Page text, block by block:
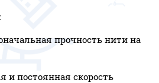
прочность нити на
и постоянная скорость